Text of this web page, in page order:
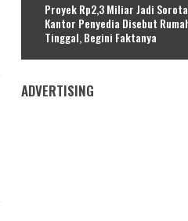
Proyek Rp2,3 Miliar Jadi
Kantor Penyedia Disebut
Tinggal, Begini Faktanya
ADVERTISING